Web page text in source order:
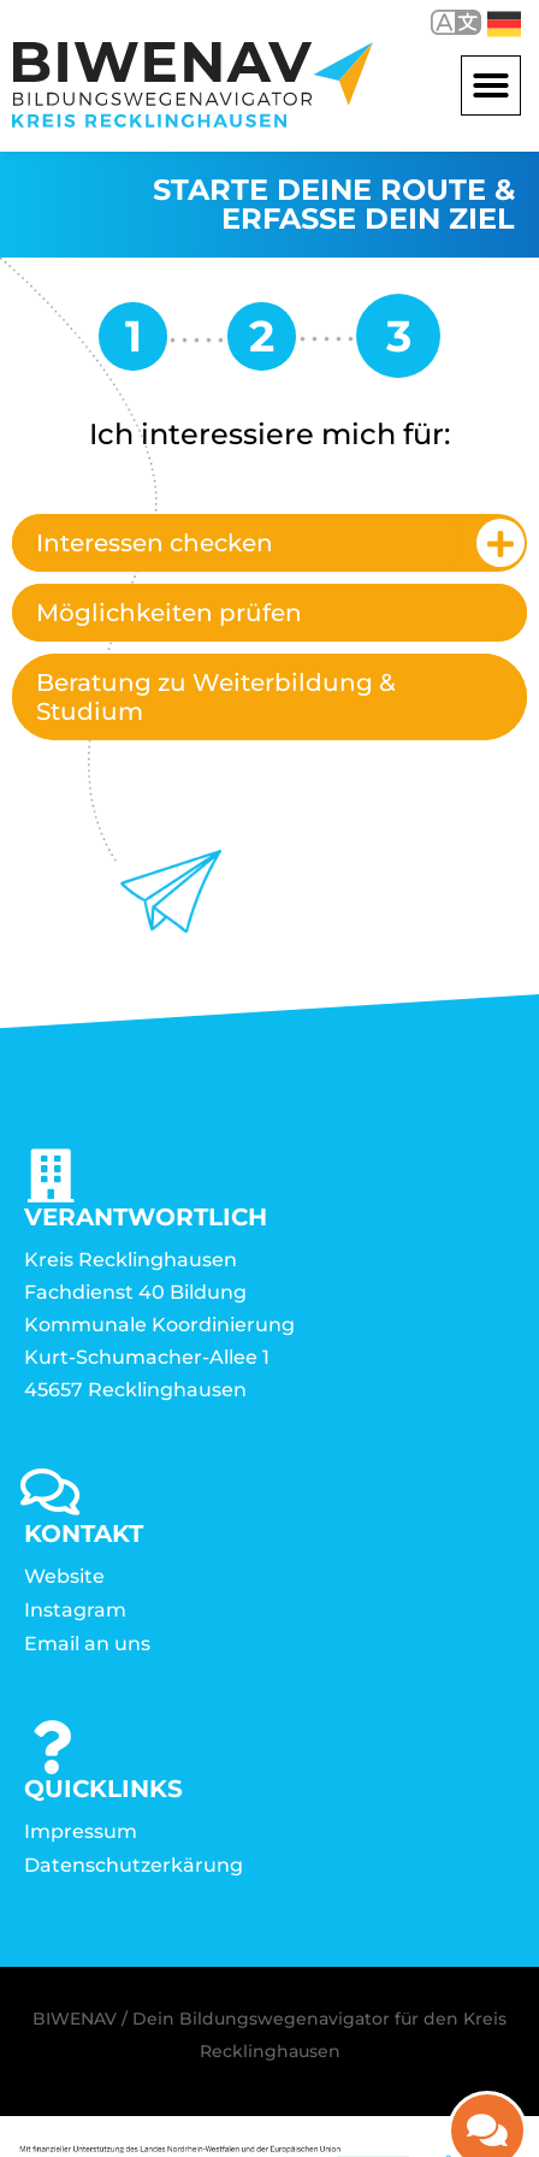
STARTE DEINE ROUTE &
ERFASSE DEIN ZIEL
Ich interessiere mich für:
Interessen checken
Möglichkeiten prüfen
Beratung zu Weiterbildung &
Studium
VERANTWORTLICH
Kreis Recklinghausen
Fachdienst 40 Bildung
Kommunale Koordinierung
Kurt-Schumacher-Allee 1
45657 Recklinghausen
KONTAKT
Website
Instagram
Email an uns
QUICKLINKS
Impressum
Datenschutzerkärung
BIWENAV / Dein Bildungswegenavigator für den Kreis
Recklinghausen